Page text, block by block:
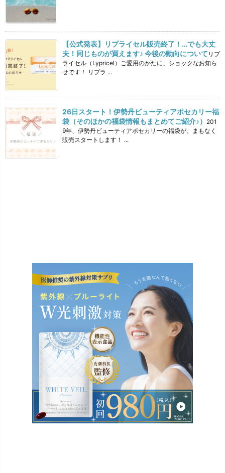
【公式発表】リプライセル販売終了！…でも大丈
夫！同じものが買えます♪ 今後の動向について リプ
ライセル（Lypricel）ご愛用のかたに、ショックなお知ら
せです！ リプラ ...
26日スタート！伊勢丹ビューティアポセカリー福
袋（そのほかの福袋情報もまとめてご紹介♪） 201
9年、伊勢丹ビューティアポセカリーの福袋が、まもなく
販売スタートします！ ...